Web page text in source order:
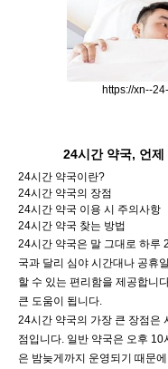
https://xn--
24시간 약국, 언
24시간 약국이란?
24시간 약국의 장점
24시간 약국 이용 시 주의사항
24시간 약국 찾는 방법
24시간 약국은 말 그대로 하루
국과 달리 심야 시간대나 공휴
할 수 있는 편리함을 제공합니
큰 도움이 됩니다.
24시간 약국의 가장 큰 장점은
점입니다. 일반 약국은 오후
은 밤늦게까지 운영되기 때문